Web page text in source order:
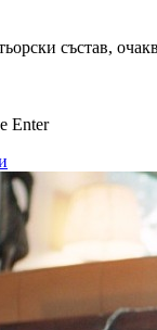
състав,
Enter